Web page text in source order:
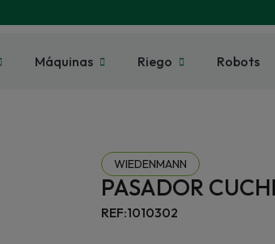
Máquinas Riego Robots
WIEDENMANN
PASADOR
REF:1010302